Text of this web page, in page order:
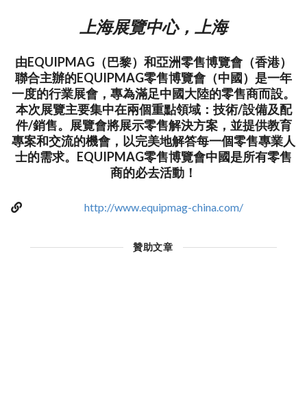
上海展覽中心，上海
由EQUIPMAG（巴黎）和亞洲零售博覽會（香港）
聯合主辦的EQUIPMAG零售博覽會（中國）是一年
一度的行業展會，專為滿足中國大陸的零售商而設。
本次展覽主要集中在兩個重點領域：技術/設備及配
件/銷售。展覽會將展示零售解決方案，並提供教育
專案和交流的機會，以完美地解答每一個零售專業人
士的需求。EQUIPMAG零售博覽會中國是所有零售
商的必去活動！
http://www.equipmag-china.com/
贊助文章